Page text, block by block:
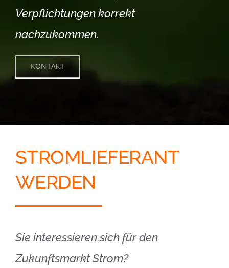
Verpflichtungen korrekt
nachzukommen.
KONTAKT
STROMLIEFERANT
WERDEN
Sie interessieren sich für den
Zukunftsmarkt Strom?